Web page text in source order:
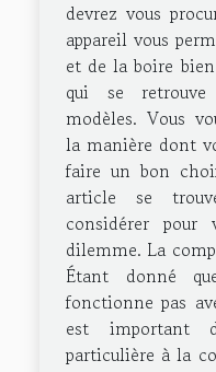
devrez vous
appareil vous
et de la boire
qui se retrouve
modèles. Vous
la manière dont
faire un bon
article se
considérer
dilemme. La
Étant donné
fonctionne pas
est important
particulière à la